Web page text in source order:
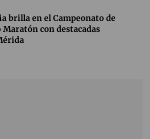
brilla en el Campeonato de
Maratón con destacadas